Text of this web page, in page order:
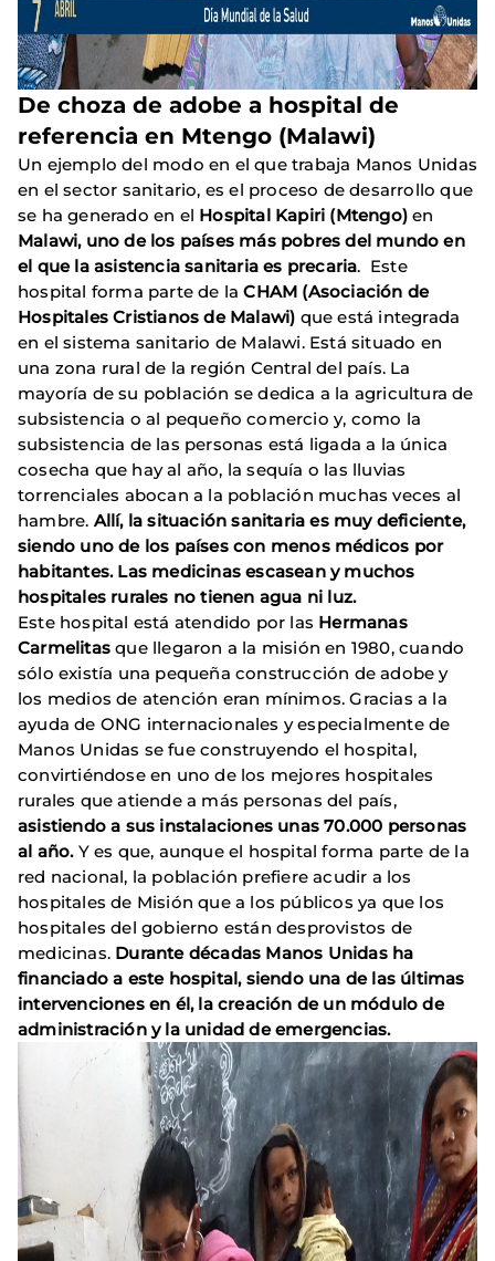
De choza de adobe a hospital de
referencia en Mtengo (Malawi)
Un ejemplo del modo en el que trabaja Manos Unidas
en el sector sanitario, es el proceso de desarrollo que
se ha generado en el Hospital Kapiri (Mtengo)en
Malawi, uno de los países más pobres del mundo en
el que la asistencia sanitaria es precaria. Este
hospital forma parte de laCHAM (Asociación de
Hospitales Cristianos de Malawi) que está integrada
en el sistema sanitario de Malawi. Está situado en
una zona rural de la región Central del país. La
mayoría de su población se dedica a la agricultura de
subsistencia o al pequeño comercio y, como la
subsistencia de las personas está ligada a la única
cosecha que hay al año, la sequía o las lluvias
torrenciales abocan a la población muchas veces al
hambre. Allí, la situación sanitaria es muy deficiente,
siendo uno de los países con menos médicos por
habitantes. Las medicinas escasean y muchos
hospitales rurales no tienen agua ni luz.
Este hospital está atendido por las Hermanas
Carmelitas que llegaron a la misión en 1980, cuando
sólo existía una pequeña construcción de adobe y
los medios de atención eran mínimos. Gracias a la
ayuda de ONG internacionales y especialmente de
Manos Unidas se fue construyendo el hospital,
convirtiéndose en uno de los mejores hospitales
rurales que atiende a más personas del país,
asistiendo a sus instalaciones unas 70.000 personas
al año.Y es que, aunque el hospital forma parte de la
red nacional, la población prefiere acudir a los
hospitales de Misión que a los públicos ya que los
hospitales del gobierno están desprovistos de
medicinas. Durante décadas Manos Unidas ha
financiado a este hospital, siendo una de las últimas
intervenciones en él, la creación de un módulo de
administración y la unidad de emergencias.